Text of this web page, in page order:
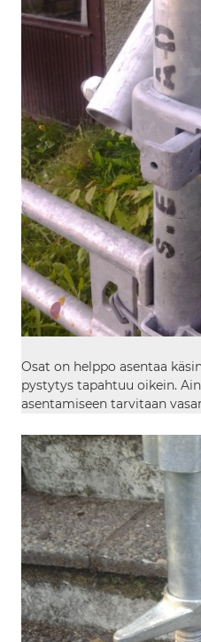
Osat on helppo asentaa
pystytys tapahtuu oikein.
asentamiseen tarvitaan